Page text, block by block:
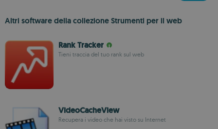
Altri software della collezione Strumenti per il web
Rank Tracker
Tieni traccia del tuo rank sul web
VideoCacheView
Recupera i video che hai visto su Internet